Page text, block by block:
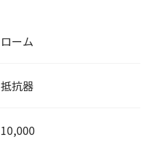
ローム
抵抗器
10,000